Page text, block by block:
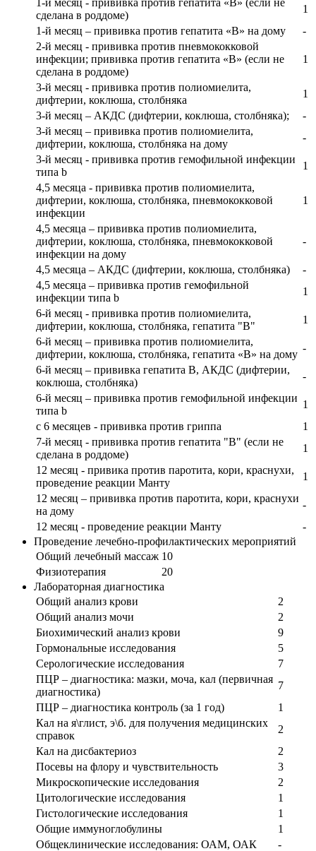
сделана в роддоме)
1
1-й месяц – прививка против гепатита «В» на дому
-
2-й месяц - прививка против пневмококковой
инфекции; прививка против гепатита «В» (если не
сделана в роддоме)
1
3-й месяц - прививка против полиомиелита,
дифтерии, коклюша, столбняка
1
3-й месяц – АКДС (дифтерии, коклюша, столбняка);
-
3-й месяц – прививка против полиомиелита,
дифтерии, коклюша, столбняка на дому
-
3-й месяц - прививка против гемофильной инфекции
типа b
1
4,5 месяца - прививка против полиомиелита,
дифтерии, коклюша, столбняка, пневмококковой
инфекции
1
4,5 месяца – прививка против полиомиелита,
дифтерии, коклюша, столбняка, пневмококковой
инфекции на дому
-
4,5 месяца – АКДС (дифтерии, коклюша, столбняка)
-
4,5 месяца – прививка против гемофильной
инфекции типа b
1
6-й месяц - прививка против полиомиелита,
дифтерии, коклюша, столбняка, гепатита "В"
1
6-й месяц – прививка против полиомиелита,
дифтерии, коклюша, столбняка, гепатита «В» на дому
-
6-й месяц – прививка гепатита В, АКДС (дифтерии,
коклюша, столбняка)
-
6-й месяц – прививка против гемофильной инфекции
типа b
1
с 6 месяцев - прививка против гриппа
1
7-й месяц - прививка против гепатита "В" (если не
сделана в роддоме)
1
12 месяц - привика против паротита, кори, краснухи,
проведение реакции Манту
1
12 месяц – прививка против паротита, кори, краснухи
на дому
-
12 месяц - проведение реакции Манту
-
Проведение лечебно-профилактических мероприятий
Общий лечебный массаж 10
Физиотерапия
20
Лабораторная диагностика
Общий анализ крови
2
Общий анализ мочи
2
Биохимический анализ крови
9
Гормональные исследования
5
Серологические исследования
7
ПЦР – диагностика: мазки, моча, кал (первичная
диагностика)
7
ПЦР – диагностика контроль (за 1 год)
1
Кал на я\глист, э\б. для получения медицинских
справок
2
Кал на дисбактериоз
2
Посевы на флору и чувствительность
3
Микроскопические исследования
2
Цитологические исследования
1
Гистологические исследования
1
Общие иммуноглобулины
1
Общеклинические исследования: ОАМ, ОАК
-